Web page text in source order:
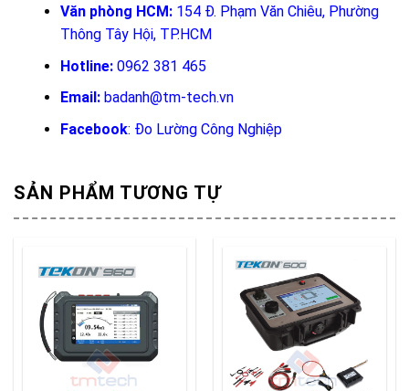
Văn phòng HCM:154 Đ. Phạm Văn Chiêu, Phường
Thông Tây Hội, TP.HCM
Hotline: 0962 381 465
Email: badanh@tm-tech.vn
Facebook: Đo Lường Công Nghiệp
SẢN PHẨM TƯƠNG TỰ